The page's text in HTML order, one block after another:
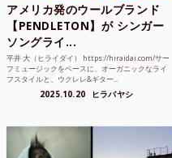
アメリカ発のウールブランド
【PENDLETON】が シンガー
ソングライ...
平井 大（ヒライダイ） https://hiraidai.com/サー
フミュージックをベースに、オーガニックなライ
フスタイルと、ウクレレ&ギター...
2025.10.20 ヒラバヤシ